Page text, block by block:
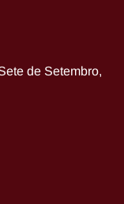
de Setembro,